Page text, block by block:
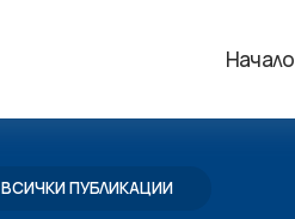
Начало
ВСИЧКИ ПУБЛИКАЦИИ